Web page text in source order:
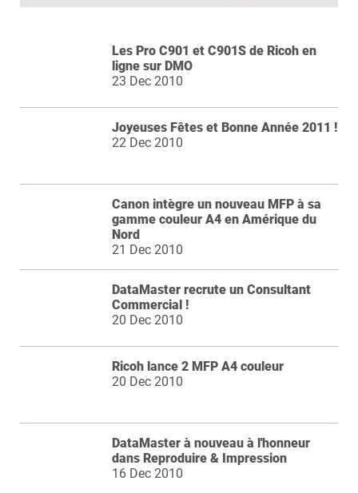
Les Pro C901 et C901S de Ricoh en
ligne sur DMO
23 Dec 2010
Joyeuses Fêtes et Bonne Année 2011 !
22 Dec 2010
Canon intègre un nouveau MFP à sa
gamme couleur A4 en Amérique du
Nord
21 Dec 2010
DataMaster recrute un Consultant
Commercial !
20 Dec 2010
Ricoh lance 2 MFP A4 couleur
20 Dec 2010
DataMaster à nouveau à l'honneur
dans Reproduire & Impression
16 Dec 2010